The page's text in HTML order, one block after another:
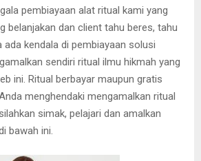
pembiayaan alat ritual kami yang
belanjakan dan client tahu beres, tahu
ada kendala di pembiayaan solusi
sendiri ritual ilmu hikmah yang
ini. Ritual berbayar maupun gratis
menghendaki mengamalkan ritual
simak, pelajari dan amalkan
bawah ini.